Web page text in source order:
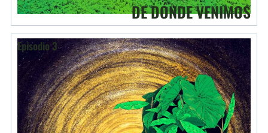
DE DÓNDE VENIMOS
Episodio 3